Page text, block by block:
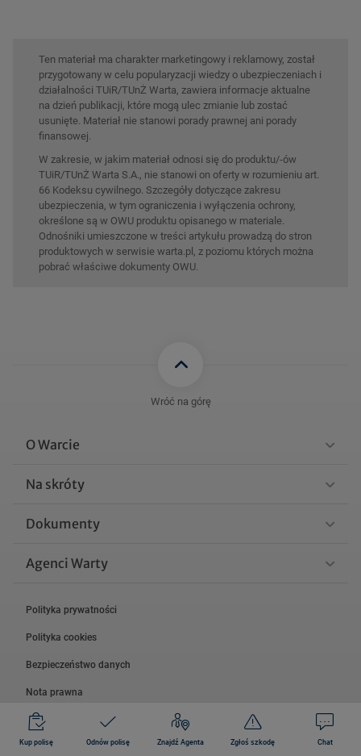
Ten materiał ma charakter marketingowy i reklamowy, został
przygotowany w celu popularyzacji wiedzy o ubezpieczeniach i
działalności TUiR/TUnŻ Warta, zawiera informacje aktualne
na dzień publikacji, które mogą ulec zmianie lub zostać
usunięte. Materiał nie stanowi porady prawnej ani porady
finansowej.
W zakresie, w jakim materiał odnosi się do produktu/-ów
TUiR/TUnŻ Warta S.A., nie stanowi on oferty w rozumieniu art.
66 Kodeksu cywilnego. Szczegóły dotyczące zakresu
ubezpieczenia, w tym ograniczenia i wyłączenia ochrony,
określone są w OWU produktu opisanego w materiale.
Odnośniki umieszczone w treści artykułu prowadzą do stron
produktowych w serwisie warta.pl, z poziomu których można
pobrać właściwe dokumenty OWU.
Wróć na górę
O Warcie
Na skróty
Dokumenty
Agenci Warty
Polityka prywatności
Polityka cookies
Bezpieczeństwo danych
Nota prawna
Mapa witryny
Zgłoś szkodę
Odnów polisę
Kup polisę Znajdź Agenta Chat